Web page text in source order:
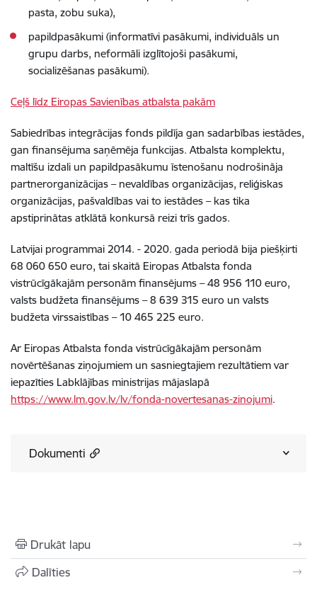
pasta, zobu suka),
papildpasākumi (informatīvi pasākumi, individuāls un
grupu darbs, neformāli izglītojoši pasākumi,
socializēšanas pasākumi).
Ceļš līdz Eiropas Savienības atbalsta pakām
Sabiedrības integrācijas fonds pildīja gan sadarbības iestādes,
gan finansējuma saņēmēja funkcijas. Atbalsta komplektu,
maltīšu izdali un papildpasākumu īstenošanu nodrošināja
partnerorganizācijas – nevaldības organizācijas, reliģiskas
organizācijas, pašvaldības vai to iestādes – kas tika
apstiprinātas atklātā konkursā reizi trīs gados.
Latvijai programmai 2014. - 2020. gada periodā bija piešķirti
68 060 650 euro, tai skaitā Eiropas Atbalsta fonda
vistrūcīgākajām personām finansējums – 48 956 110 euro,
valsts budžeta finansējums – 8 639 315 euro un valsts
budžeta virssaistības – 10 465 225 euro.
Ar Eiropas Atbalsta fonda vistrūcīgākajām personām
novērtēšanas ziņojumiem un sasniegtajiem rezultātiem var
iepazīties Labklājības ministrijas mājaslapā
https://www.lm.gov.lv/lv/fonda-novertesanas-zinojumi.
Dokumenti
Drukāt lapu
Dalīties